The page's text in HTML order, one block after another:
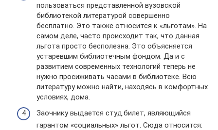
пользоваться представленной вузовской
библиотекой литературой совершенно
бесплатно. Это также относится к «льготам». На
самом деле, часто происходит так, что данная
льгота просто бесполезна. Это объясняется
устаревшим библиотечным фондом. Да и с
развитием современных технологий теперь не
нужно просиживать часами в библиотеке. Всю
литературу можно найти, находясь в комфортных
условиях, дома.
Заочнику выдается студ.билет, являющийся
гарантом «социальных» льгот. Сюда относится: